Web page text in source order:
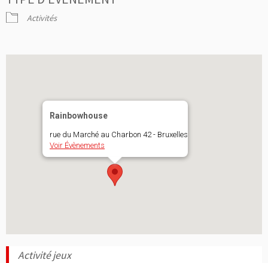
Activités
Rainbowhouse
rue du Marché au Charbon 42 - Bruxelles
Voir Évènements
Activité jeux